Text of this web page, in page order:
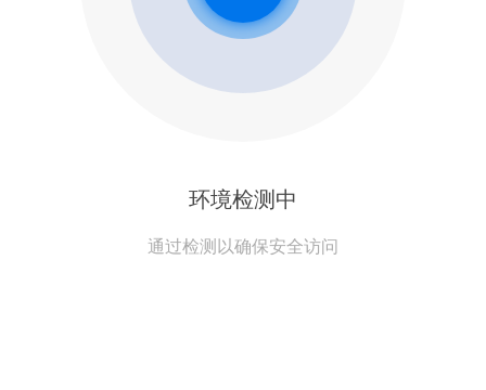
环境检测中
通过检测以确保安全访问